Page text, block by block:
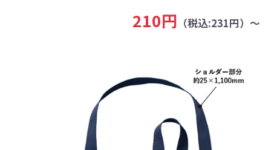
210円 （税込:231円）～